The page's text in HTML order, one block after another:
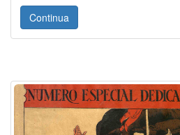
Continua